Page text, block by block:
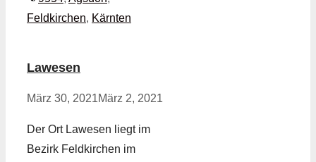
Feldkirchen, Kärnten
Lawesen
März 30, 2021März 2, 2021
Der Ort Lawesen liegt im
Bezirk Feldkirchen im